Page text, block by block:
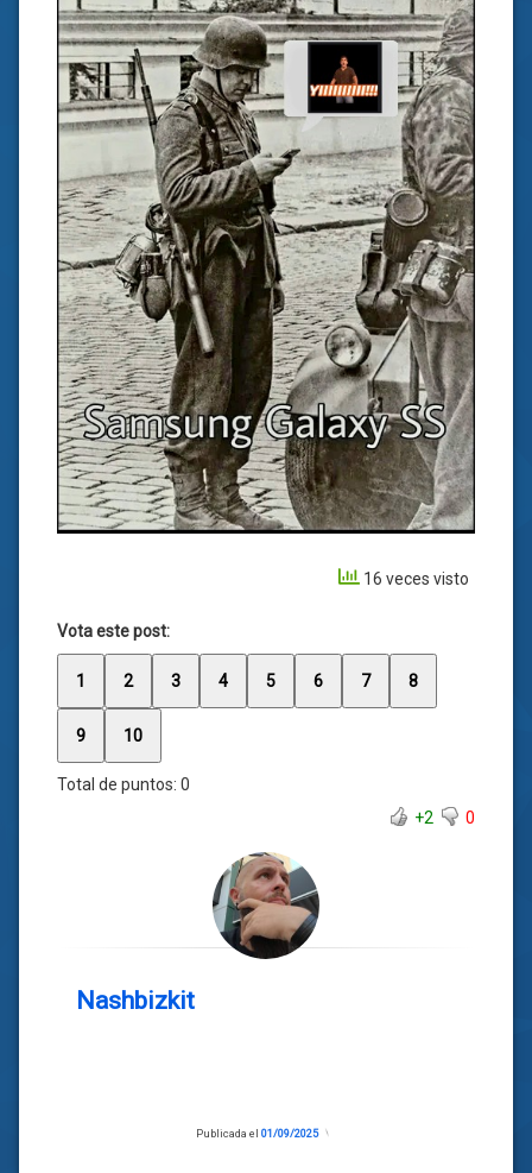
16 veces visto
Vota este post:
1 2 3 4 5 6 7 8
9 10
Total de puntos: 0
+2
0
Nashbizkit
Publicada el 01/09/2025